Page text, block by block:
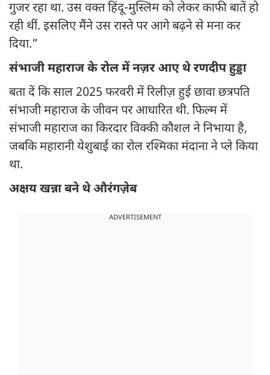
गुजर रहा था. उस वक्त हिंदू-मुस्लिम को लेकर काफी बातें हो
रही थीं. इसलिए मैंने उस रास्ते पर आगे बढ़ने से मना कर
दिया.”
संभाजी महाराज के रोल में नज़र आए थे रणदीप हुड्डा
बता दें कि साल 2025 फरवरी में रिलीज़ हुई छावा छत्रपति
संभाजी महाराज के जीवन पर आधारित थी. फिल्म में
संभाजी महाराज का किरदार विक्की कौशल ने निभाया है,
जबकि महारानी येशुबाई का रोल रश्मिका मंदाना ने प्ले किया
था.
अक्षय खन्ना बने थे औरंगज़ेब
ADVERTISEMENT